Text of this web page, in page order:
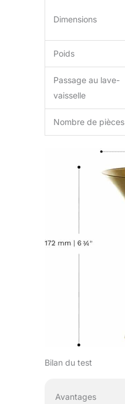
Dimensions
Poids
Passage au lave-
vaisselle
Nombre de pièces
Bilan du test
Avantages